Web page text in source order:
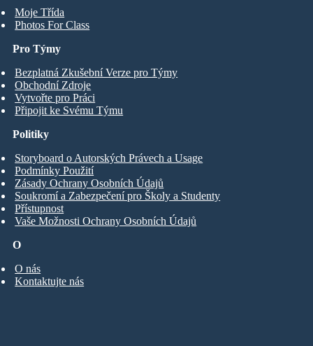
Moje Třída
Photos For Class
Pro Týmy
Bezplatná Zkušební Verze pro Týmy
Obchodní Zdroje
Vytvořte pro Práci
Připojit ke Svému Týmu
O
O nás
Kontaktujte nás
Politiky
Storyboard o Autorských Právech a Usage
Podmínky Použití
Zásady Ochrany Osobních Údajů
Soukromí a Zabezpečení pro Školy a Studenty
Přístupnost
Vaše Možnosti Ochrany Osobních Údajů